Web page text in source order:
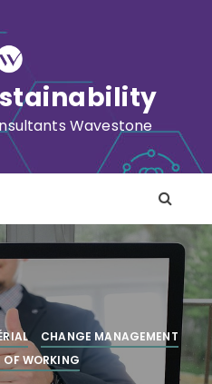
Wavestone
CHANGE MANAGEMENT
OF WORKING